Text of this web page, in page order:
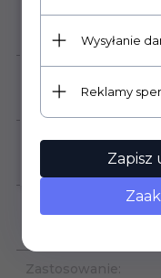
Ilość m2 w
Rodzaj
Zastosowanie:
Wysyłanie
Reklamy
Zapisz
szkoleniu.
Zapraszamy do